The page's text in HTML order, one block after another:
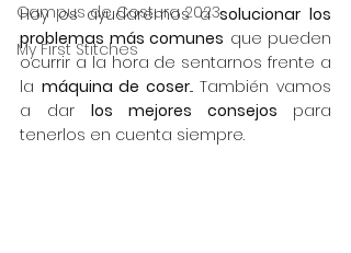
Campus de Costura 2023
My First Stitches
Hoy os ayudaremos a solucionar los
problemas más comunes que pueden
ocurrir a la hora de sentarnos frente a
la máquina de coser... También vamos
a dar los mejores consejos para
tenerlos en cuenta siempre.